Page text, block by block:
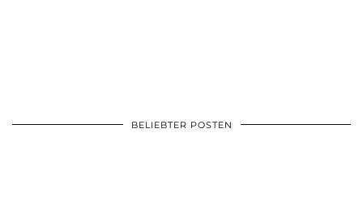
BELIEBTER POSTEN